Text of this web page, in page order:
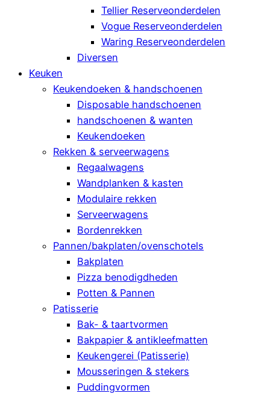
Tellier Reserveonderdelen
Vogue Reserveonderdelen
Waring Reserveonderdelen
Diversen
Keuken
Keukendoeken & handschoenen
Disposable handschoenen
handschoenen & wanten
Keukendoeken
Rekken & serveerwagens
Regaalwagens
Wandplanken & kasten
Modulaire rekken
Serveerwagens
Bordenrekken
Pannen/bakplaten/ovenschotels
Bakplaten
Pizza benodigdheden
Potten & Pannen
Patisserie
Bak- & taartvormen
Bakpapier & antikleefmatten
Keukengerei (Patisserie)
Mousseringen & stekers
Puddingvormen